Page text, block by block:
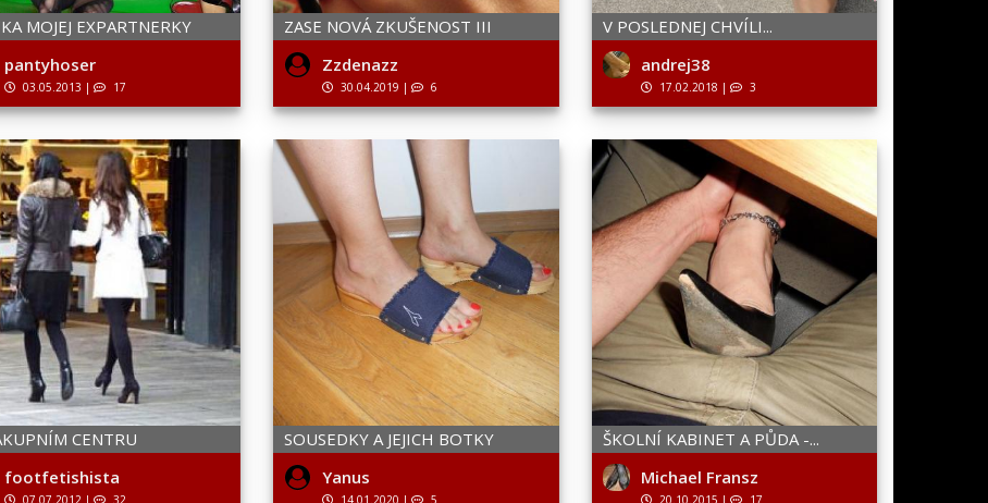
MOJEJ EXPARTNERKY
pantyhoser
03.05.2013 | 17
ZASE NOVÁ ZKUŠENOST III
Zzdenazz
30.04.2019 | 6
V POSLEDNEJ CHVÍLI...
andrej38
17.02.2018 | 3
CENTRU
footfetishista
07.07.2012 | 32
SOUSEDKY A JEJICH BOTKY
Yanus
14.01.2020 | 5
ŠKOLNÍ KABINET A PŮDA -...
Michael Fransz
20.10.2015 | 17